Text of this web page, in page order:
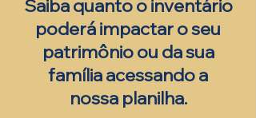
Saiba quanto o inventário
poderá impactar o seu
patrimônio ou da sua
família acessando a
nossa planilha.